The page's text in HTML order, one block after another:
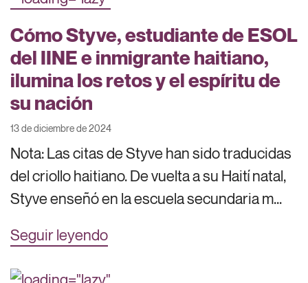
Cómo Styve, estudiante de ESOL
del IINE e inmigrante haitiano,
ilumina los retos y el espíritu de
su nación
13 de diciembre de 2024
Nota: Las citas de Styve han sido traducidas
del criollo haitiano. De vuelta a su Haití natal,
Styve enseñó en la escuela secundaria m...
Seguir leyendo